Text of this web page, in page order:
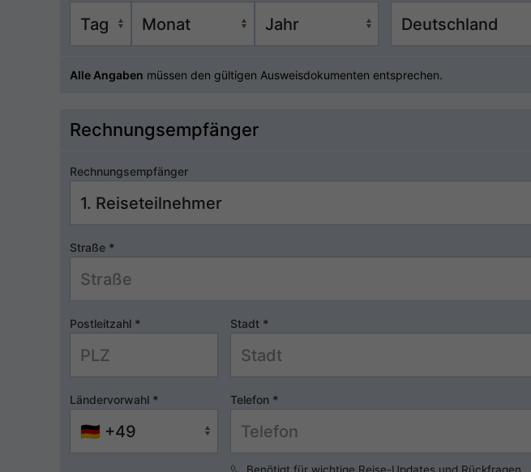
Alle Angaben müssen den gültigen Ausweisdokumenten entsprechen.
Rechnungsempfänger
Rechnungsempfänger
Straße *
Postleitzahl * Stadt *
Ländervorwahl * Telefon *